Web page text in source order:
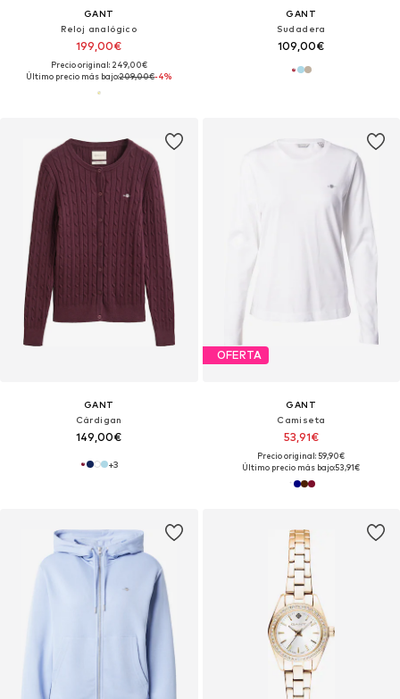
GANT
Reloj analógico
199,00€
Precio original: 249,00€
Último precio más bajo:209,00€-4%
GANT
Sudadera
109,00€
GANT
Cárdigan
149,00€
+3
OFERTA
GANT
Camiseta
53,91€
Precio original: 59,90€
Último precio más bajo:53,91€